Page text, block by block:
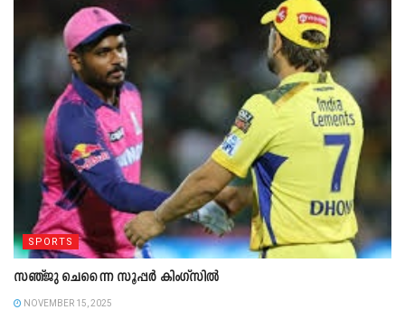
SPORTS
സഞ്ജു ചെന്നൈ സൂപ്പര്‍ കിംഗ്‌സില്‍
NOVEMBER 15, 2025